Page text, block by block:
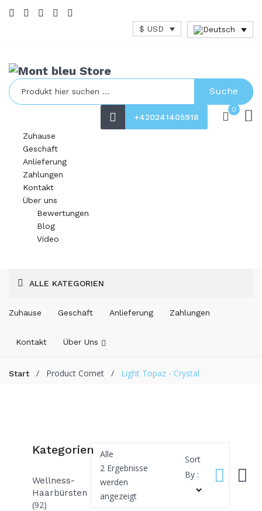
$ USD
Suche
+420241405918
0
Zuhause
Geschäft
Anlieferung
Zahlungen
Kontakt
Über uns
Bewertungen
Blog
Video
ALLE KATEGORIEN
Zuhause Geschäft Anlieferung Zahlungen
Kontakt Über Uns
Start / Product Comet / Light Topaz - Crystal
Kategorien
Wellness-
Haarbürsten
(92)
Alle
2 Ergebnisse
werden
angezeigtNach
Sort
By :